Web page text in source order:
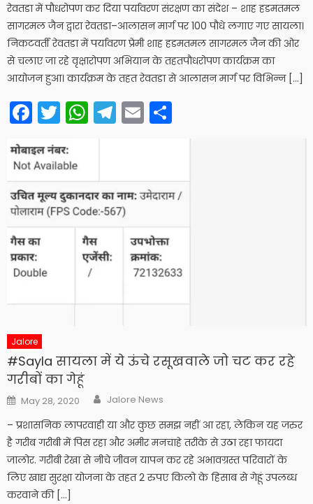
रेवतडा में पौधरोपण कर दिया पर्यावरण संरक्षण का संदेश – शाह हडमतमल
सागरमल जैन द्वारा रेवतडा–आलासन मार्ग पर 100 पौधे लगाए गए सायला।
निकटवर्ती रेवतडा में पर्यावरण प्रेमी शाह हडमतमल सागरमल जैन की ओर
से चलाए जा रहे वृक्षारोपण अभियान के तहतपौधरोपण कार्यक्रम का
आयोजन हुआ। कार्यक्रम के तहत रेवतडा से आलासन मार्ग पर विभिन्न […]
Facebook
Twitter
WhatsApp
Telegram
Email
Jalore
#Sayla सायला में ये ऊंचे रसूखवाले जो चट कर रहे
गरीबों का गेहूं
Posted
on
May 28, 2020 Author
Jalore News
– प्रशासनिक लापरवाही या और कुछ समझ नहीं आ रहा, लेकिन यह जरुर
है गरीब गरीबी में पिस रहा और अमीर मनचाहे तरीके से उठा रहा फायदा
जालोर. गरीबी रेखा से नीचे जीवन यापन कर रहे अभावग्रस्त परिवारों के
लिए खाद्य सुरक्षा योजना के तहत 2 रुपए किलो के हिसाब से गेहूं उपलब्ध
करवाने की […]